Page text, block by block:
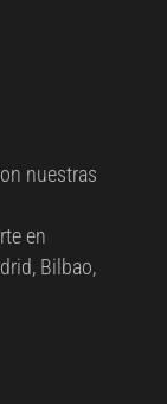
nuestras
en
Bilbao,